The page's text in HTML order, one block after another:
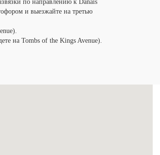
по направлению к Danais
и выезжайте на третью
на Tombs of the Kings Avenue).